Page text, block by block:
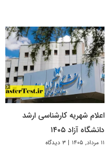
اعلام شهریه کارشناسی ارشد
دانشگاه آزاد ۱۴۰۵
۱۱ مرداد, ۱۴۰۵ | ۳ دیدگاه